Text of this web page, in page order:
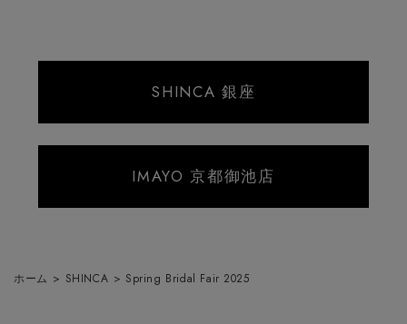
SHINCA 銀座
IMAYO 京都御池店
ホーム > SHINCA > Spring Bridal Fair 2025